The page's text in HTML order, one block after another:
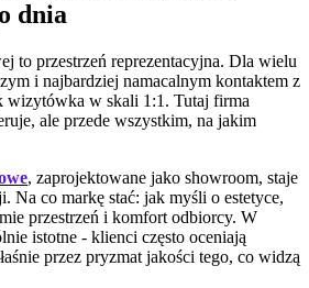
dnia
to przestrzeń reprezentacyjna. Dla wielu
i najbardziej namacalnym kontaktem z
wizytówka w skali 1:1. Tutaj firma
ale przede wszystkim, na jakim
, zaprojektowane jako showroom, staje
Na co markę stać: jak myśli o estetyce,
przestrzeń i komfort odbiorcy. W
istotne - klienci często oceniają
przez pryzmat jakości tego, co widzą